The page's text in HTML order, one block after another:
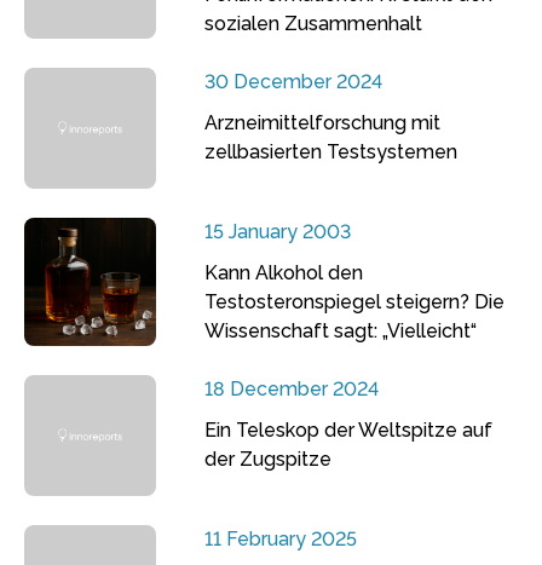
sozialen Zusammenhalt
30 December 2024
Arzneimittelforschung mit
zellbasierten Testsystemen
15 January 2003
Kann Alkohol den
Testosteronspiegel steigern? Die
Wissenschaft sagt: „Vielleicht“
18 December 2024
Ein Teleskop der Weltspitze auf
der Zugspitze
11 February 2025